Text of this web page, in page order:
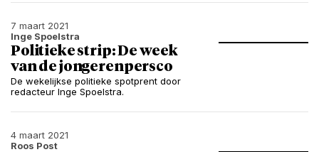
7 maart 2021
Inge Spoelstra
Politieke strip: De week
van de jongerenpersco
De wekelijkse politieke spotprent door
redacteur Inge Spoelstra.
4 maart 2021
Roos Post